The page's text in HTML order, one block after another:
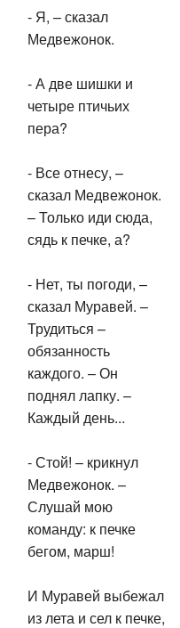
- Я, – сказал
Медвежонок.
- А две шишки и
четыре птичьих
пера?
- Все отнесу, –
сказал Медвежонок.
– Только иди сюда,
сядь к печке, а?
- Нет, ты погоди, –
сказал Муравей. –
Трудиться –
обязанность
каждого. – Он
поднял лапку. –
Каждый день...
- Стой! – крикнул
Медвежонок. –
Слушай мою
команду: к печке
бегом, марш!
И Муравей выбежал
из лета и сел к печке,